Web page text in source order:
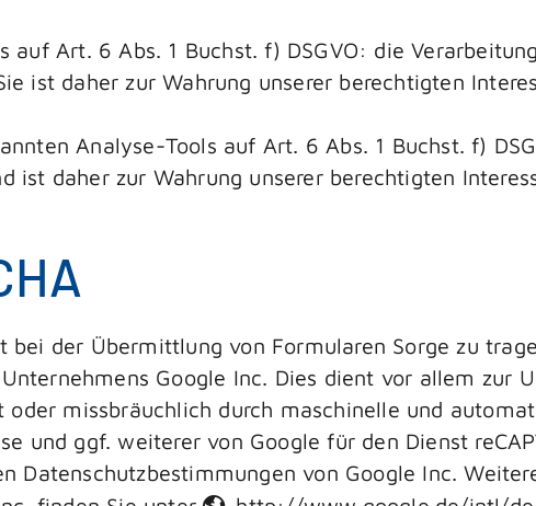
auf Art. 6 Abs. 1 Buchst. f) DSGVO: die
ist daher zur Wahrung unserer berechtigten
Analyse-Tools auf Art. 6 Abs. 1 Buchst. f)
ist daher zur Wahrung unserer berechtigten
bei der Übermittlung von Formularen Sorge zu
Google Inc. Dies dient vor allem zur
missbräuchlich durch maschinelle und
und ggf. weiterer von Google für den Dienst
Datenschutzbestimmungen von Google Inc.